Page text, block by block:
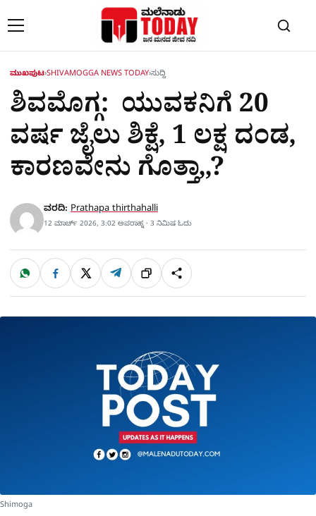
ಮುಖಪುಟ›SHIVAMOGGA NEWS TODAY›ಸುದ್ದಿ
ಶಿವಮೊಗ್ಗ: ಯುವಕನಿಗೆ 20
ವರ್ಷ ಜೈಲು ಶಿಕ್ಷೆ, 1 ಲಕ್ಷ ದಂಡ,
ಕಾರಣವೇನು ಗೊತ್ತಾ,,?
ವರದಿ: Prathapa thirthahalli
12 ಮಾರ್ಚ್ 2026, 3:02 ಅಪರಾಹ್ನ · 3 ನಿಮಿಷ ಓದು
ಹಂಚಿಕೊಳ್ಳಿ
W
a
t
p
F
c
e
o
X T
l
e
a
ಲಿಂ
ಕ್
S
h
a
e
Shimoga